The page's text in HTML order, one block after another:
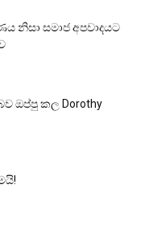
නිසා සමාජ අපවාදයට
ඔප්පු කල Dorothy